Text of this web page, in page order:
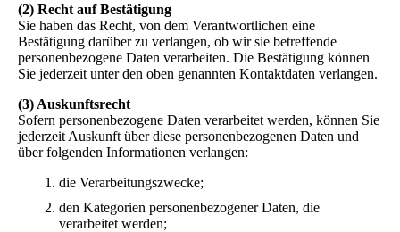
(2) Recht auf Bestätigung
Sie haben das Recht, von dem Verantwortlichen eine
Bestätigung darüber zu verlangen, ob wir sie betreffende
personenbezogene Daten verarbeiten. Die Bestätigung können
Sie jederzeit unter den oben genannten Kontaktdaten verlangen.
(3) Auskunftsrecht
Sofern personenbezogene Daten verarbeitet werden, können Sie
jederzeit Auskunft über diese personenbezogenen Daten und
über folgenden Informationen verlangen:
die Verarbeitungszwecke;
den Kategorien personenbezogener Daten, die
verarbeitet werden;